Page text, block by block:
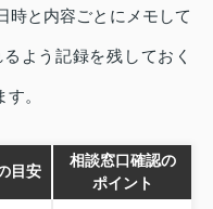
時と内容ごとにメモして
よう記録を残しておく
。
目安
相談窓口確認の
ポイント